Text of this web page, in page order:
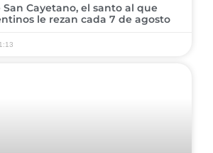
Cayetano, el santo al que
le rezan cada 7 de agosto